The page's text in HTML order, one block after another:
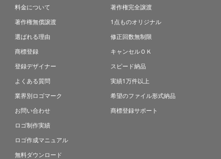
料金について
著作権無償譲渡
選ばれる理由
商標登録
登録デザイナー
よくある質問
業界別ロゴマーク
お問い合わせ
ロゴ制作実績
ロゴ作成マニュアル
無料ダウンロード
著作権完全譲渡
1点ものオリジナル
修正回数無制限
キャンセルＯＫ
スピード納品
実績1万件以上
希望のファイル形式納品
商標登録サポート